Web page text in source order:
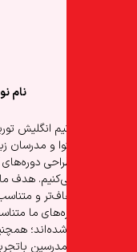
انگلیش توربو هستیم؛
و مدرسان زبان انگلیسی
دوره‌های آموزشی و تولید
هدف ما این است که
و متناسب با نیاز واقعی
ما متناسب با هر
شده‌اند؛ همچنین آموزش‌های
مدرسین باتجربه در